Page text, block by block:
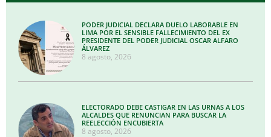
PODER JUDICIAL DECLARA DUELO LABORABLE EN
LIMA POR EL SENSIBLE FALLECIMIENTO DEL EX
PRESIDENTE DEL PODER JUDICIAL OSCAR ALFARO
ÁLVAREZ
8 agosto, 2026
ELECTORADO DEBE CASTIGAR EN LAS URNAS A LOS
ALCALDES QUE RENUNCIAN PARA BUSCAR LA
REELECCIÓN ENCUBIERTA
8 agosto, 2026